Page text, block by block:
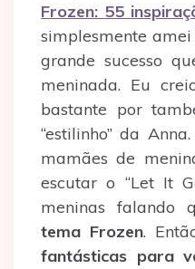
Frozen: 55
simplesmente amei
grande sucesso
meninada. Eu
bastante por
“estilinho” da
mamães de
escutar o “Let It
meninas falando
tema Frozen.
fantásticas para